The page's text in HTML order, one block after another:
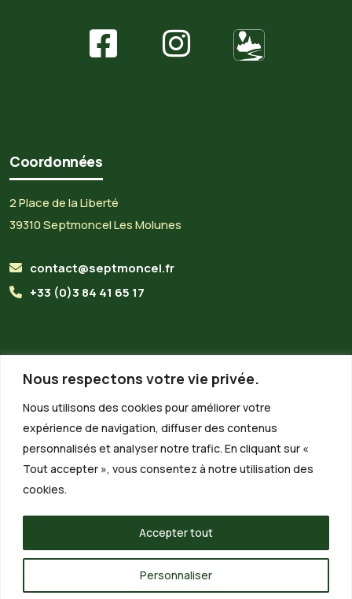
Nous respectons votre vie privée.
Nous utilisons des cookies pour améliorer votre
expérience de navigation, diffuser des contenus
personnalisés et analyser notre trafic. En cliquant sur «
Tout accepter », vous consentez à notre utilisation des
cookies.
Personnaliser
Accepter tout
Coordonnées
2 Place de la Liberté
39310 Septmoncel Les Molunes
contact@septmoncel.fr
+33 (0)3 84 41 65 17
Lundi :8h30 - 13h00
Mardi :8h30 - 13h00
Mercredi :Fermé
Jeudi :8h30 - 13h00
Vendredi :
Site réalisé parLiraCom-Création de sites Internet&